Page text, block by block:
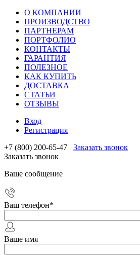
О КОМПАНИИ
ПРОИЗВОДСТВО
ПАРТНЕРАМ
ПОРТФОЛИО
КОНТАКТЫ
ГАРАНТИЯ
ПОЛЕЗНОЕ
КАК КУПИТЬ
ДОСТАВКА
СТАТЬИ
ОТЗЫВЫ
Вход
Регистрация
+7 (800) 200-65-47
Заказать звонок
Заказать звонок
Ваше сообщение
Ваш телефон*
Ваше имя